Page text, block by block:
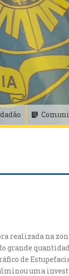
realizada na
grande
de
uma